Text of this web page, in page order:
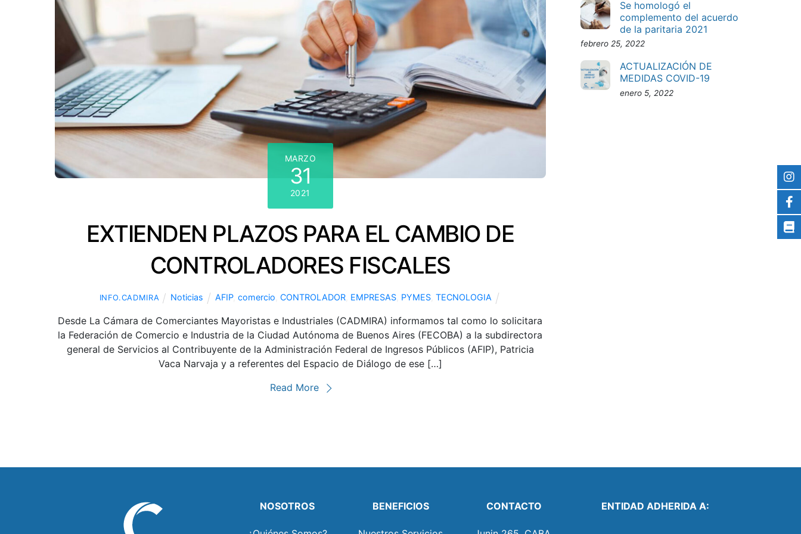
MARZO
31
2021
EXTIENDEN PLAZOS PARA EL CAMBIO DE
CONTROLADORES FISCALES
INFO.CADMIRA Noticias AFIP, comercio CONTROLADOR, EMPRESAS, PYMES, TECNOLOGIA
Desde La Cámara de Comerciantes Mayoristas e Industriales (CADMIRA) informamos tal como lo solicitara
la Federación de Comercio e Industria de la Ciudad Autónoma de Buenos Aires (FECOBA) a la subdirectora
general de Servicios al Contribuyente de la Administración Federal de Ingresos Públicos (AFIP), Patricia
Vaca Narvaja y a referentes del Espacio de Diálogo de ese […]
Read More
Se homologó el
complemento del acuerdo
de la paritaria 2021
febrero 25, 2022
ACTUALIZACIÓN DE
MEDIDAS COVID-19
enero 5, 2022
NOSOTROS BENEFICIOS CONTACTO ENTIDAD ADHERIDA A: